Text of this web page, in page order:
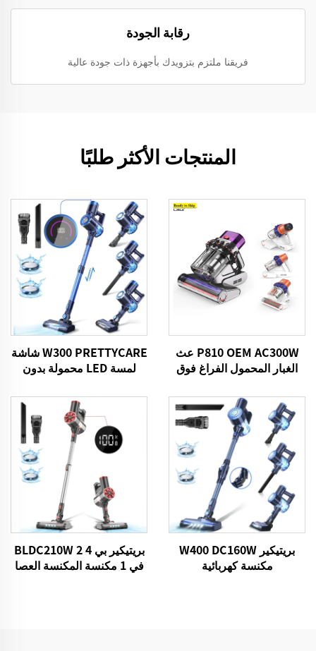
رقابة الجودة
فريقنا ملتزم بتزويدك بأجهزة ذات جودة عالية
المنتجات الأكثر طلبًا
P810 OEM AC300W عث
الغبار المحمول الفراغ فوق
W300 PRETTYCARE شاشة
لمسة LED محمولة بدون
الكهرباء
بريتيكير W400 DC160W
مكنسة كهربائية
بريتيكير بي 4 BLDC210W 2
في 1 مكنسة المكنسة العصا